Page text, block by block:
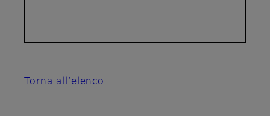
Torna all’elenco